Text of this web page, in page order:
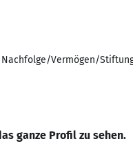
Vermögen/
ganze Profil zu sehen.